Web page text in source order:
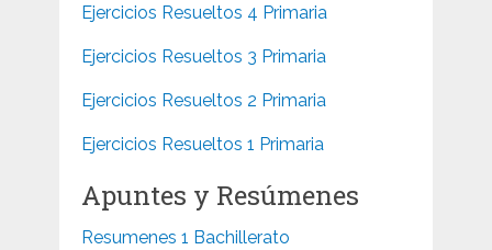
Ejercicios Resueltos 4 Primaria
Ejercicios Resueltos 3 Primaria
Ejercicios Resueltos 2 Primaria
Ejercicios Resueltos 1 Primaria
Apuntes y Resúmenes
Resumenes 1 Bachillerato